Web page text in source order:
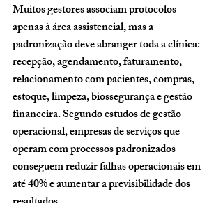
Muitos gestores associam protocolos
apenas à área assistencial, mas a
padronização deve abranger toda a clínica:
recepção, agendamento, faturamento,
relacionamento com pacientes, compras,
estoque, limpeza, biossegurança e gestão
financeira. Segundo estudos de gestão
operacional, empresas de serviços que
operam com processos padronizados
conseguem reduzir falhas operacionais em
até 40% e aumentar a previsibilidade dos